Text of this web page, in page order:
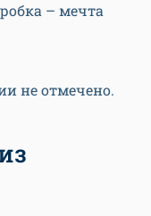
– мечта
не отмечено.